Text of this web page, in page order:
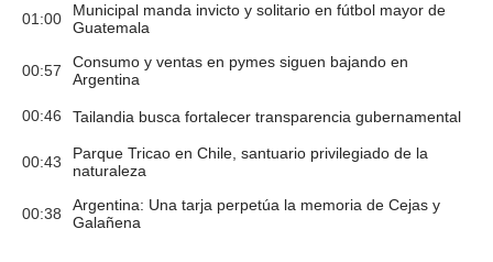
01:00
Municipal manda invicto y solitario en fútbol mayor de
Guatemala
00:57
Consumo y ventas en pymes siguen bajando en
Argentina
00:46 Tailandia busca fortalecer transparencia gubernamental
00:43
Parque Tricao en Chile, santuario privilegiado de la
naturaleza
00:38
Argentina: Una tarja perpetúa la memoria de Cejas y
Galañena